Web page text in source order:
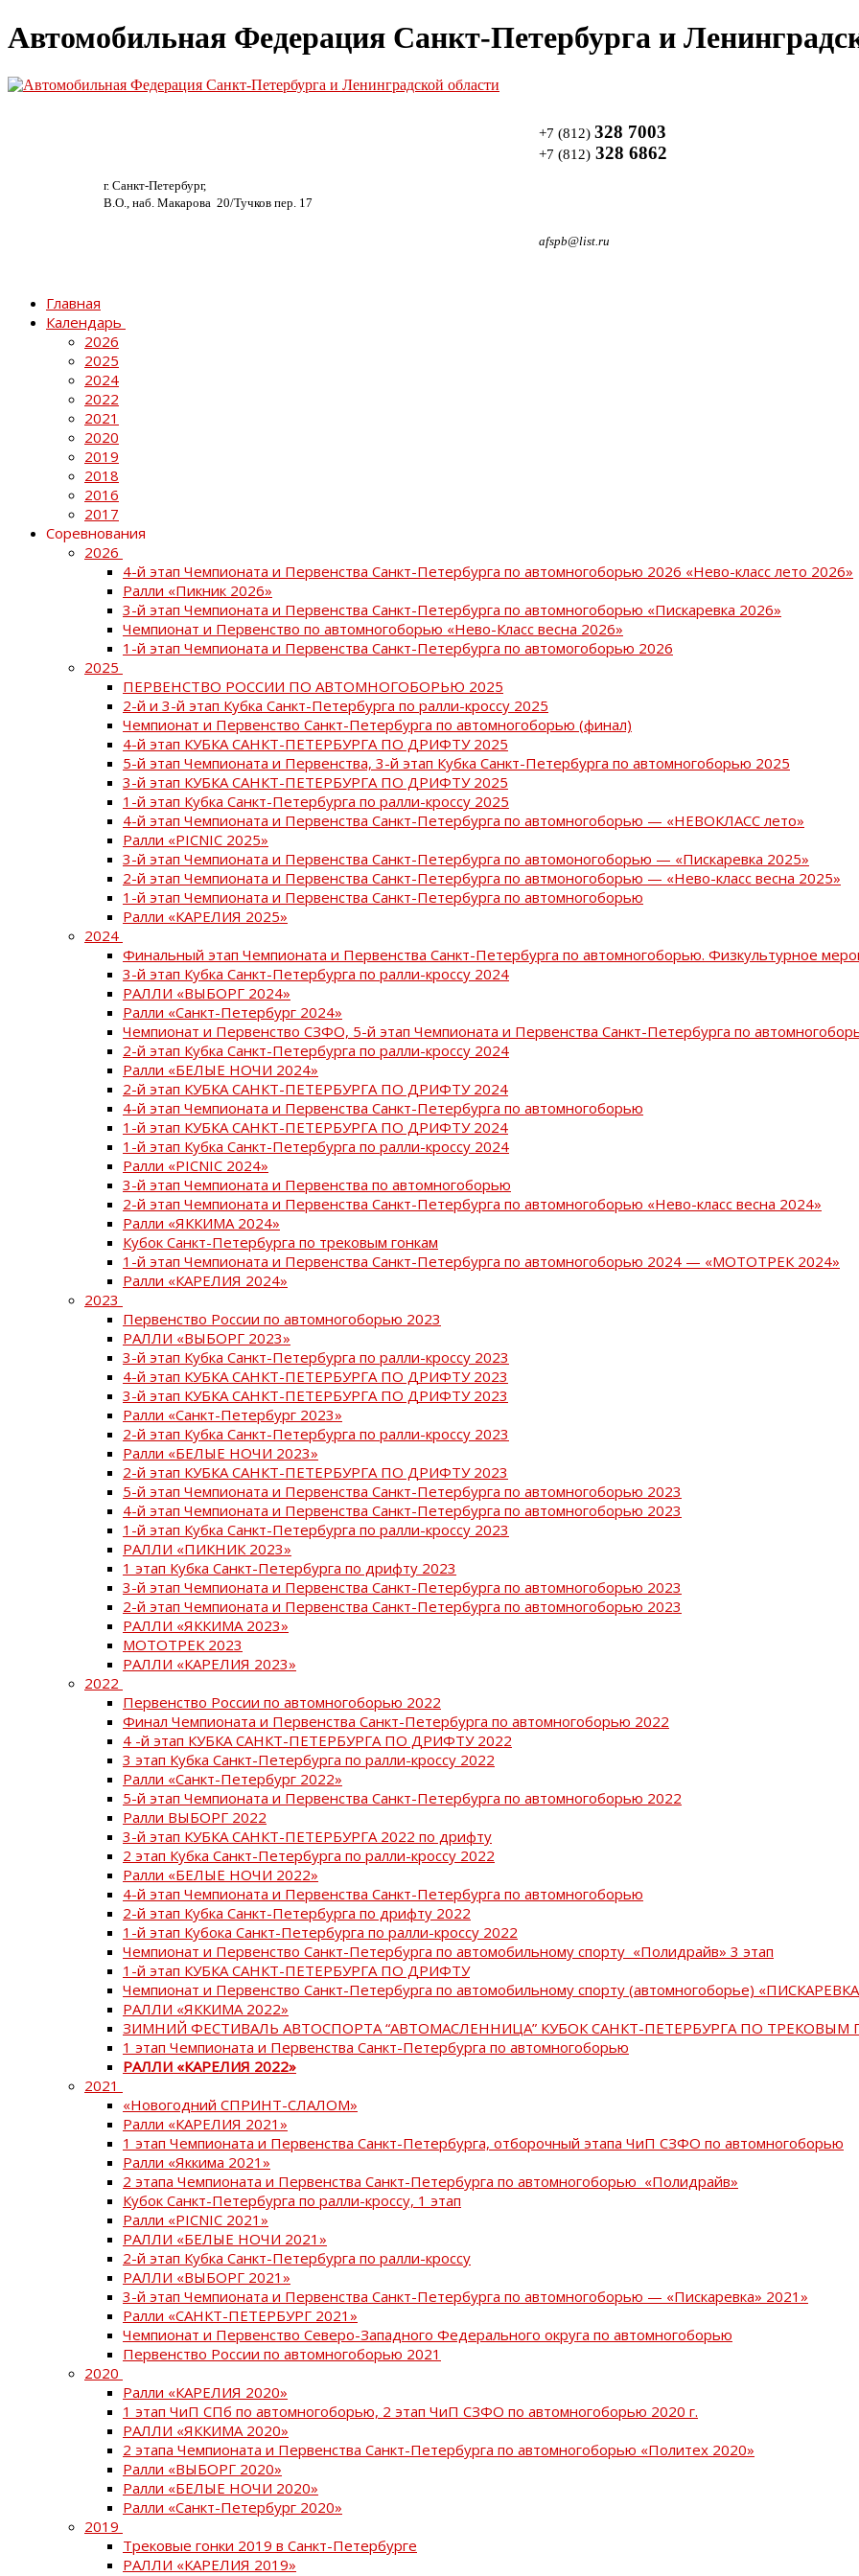
Автомобильная Федерация Санкт-Петербурга и
г. Санкт-Петербург,
В.О., наб. Макарова 20/Тучков пер. 17
+7 (812) 328 7003
+7 (812) 328 6862
afspb@list.ru
Главная
Календарь
2026
2025
2024
2022
2021
2020
2019
2018
2016
2017
Соревнования
2026
4-й этап Чемпионата и Первенства Санкт-Петербурга по автомногоборью 2026 «Нево-класс лето 2026»
Ралли «Пикник 2026»
3-й этап Чемпионата и Первенства Санкт-Петербурга по автомногоборью «Пискаревка 2026»
Чемпионат и Первенство по автомногоборью «Нево-Класс весна 2026»
1-й этап Чемпионата и Первенства Санкт-Петербурга по автомогоборью 2026
2025
ПЕРВЕНСТВО РОССИИ ПО АВТОМНОГОБОРЬЮ 2025
2-й и 3-й этап Кубка Санкт-Петербурга по ралли-кроссу 2025
Чемпионат и Первенство Санкт-Петербурга по автомногоборью (финал)
4-й этап КУБКА САНКТ-ПЕТЕРБУРГА ПО ДРИФТУ 2025
5-й этап Чемпионата и Первенства, 3-й этап Кубка Санкт-Петербурга по автомногоборью 2025
3-й этап КУБКА САНКТ-ПЕТЕРБУРГА ПО ДРИФТУ 2025
1-й этап Кубка Санкт-Петербурга по ралли-кроссу 2025
4-й этап Чемпионата и Первенства Санкт-Петербурга по автомногоборью — «НЕВОКЛАСС лето»
Ралли «PICNIC 2025»
3-й этап Чемпионата и Первенства Санкт-Петербурга по автомоногоборью — «Пискаревка 2025»
2-й этап Чемпионата и Первенства Санкт-Петербурга по автмоногоборью — «Нево-класс весна 2025»
1-й этап Чемпионата и Первенства Санкт-Петербурга по автомногоборью
Ралли «КАРЕЛИЯ 2025»
2024
Финальный этап Чемпионата и Первенства Санкт-Петербурга по автомногоборью. Физкультурное
3-й этап Кубка Санкт-Петербурга по ралли-кроссу 2024
РАЛЛИ «ВЫБОРГ 2024»
Ралли «Санкт-Петербург 2024»
Чемпионат и Первенство СЗФО, 5-й этап Чемпионата и Первенства Санкт-Петербурга по
2-й этап Кубка Санкт-Петербурга по ралли-кроссу 2024
Ралли «БЕЛЫЕ НОЧИ 2024»
2-й этап КУБКА САНКТ-ПЕТЕРБУРГА ПО ДРИФТУ 2024
4-й этап Чемпионата и Первенства Санкт-Петербурга по автомногоборью
1-й этап КУБКА САНКТ-ПЕТЕРБУРГА ПО ДРИФТУ 2024
1-й этап Кубка Санкт-Петербурга по ралли-кроссу 2024
Ралли «PICNIC 2024»
3-й этап Чемпионата и Первенства по автомногоборью
2-й этап Чемпионата и Первенства Санкт-Петербурга по автомногоборью «Нево-класс весна 2024»
Ралли «ЯККИМА 2024»
Кубок Санкт-Петербурга по трековым гонкам
1-й этап Чемпионата и Первенства Санкт-Петербурга по автомногоборью 2024 — «МОТОТРЕК 2024»
Ралли «КАРЕЛИЯ 2024»
2023
Первенство России по автомногоборью 2023
РАЛЛИ «ВЫБОРГ 2023»
3-й этап Кубка Санкт-Петербурга по ралли-кроссу 2023
4-й этап КУБКА САНКТ-ПЕТЕРБУРГА ПО ДРИФТУ 2023
3-й этап КУБКА САНКТ-ПЕТЕРБУРГА ПО ДРИФТУ 2023
Ралли «Санкт-Петербург 2023»
2-й этап Кубка Санкт-Петербурга по ралли-кроссу 2023
Ралли «БЕЛЫЕ НОЧИ 2023»
2-й этап КУБКА САНКТ-ПЕТЕРБУРГА ПО ДРИФТУ 2023
5-й этап Чемпионата и Первенства Санкт-Петербурга по автомногоборью 2023
4-й этап Чемпионата и Первенства Санкт-Петербурга по автомногоборью 2023
1-й этап Кубка Санкт-Петербурга по ралли-кроссу 2023
РАЛЛИ «ПИКНИК 2023»
1 этап Кубка Санкт-Петербурга по дрифту 2023
3-й этап Чемпионата и Первенства Санкт-Петербурга по автомногоборью 2023
2-й этап Чемпионата и Первенства Санкт-Петербурга по автомногоборью 2023
РАЛЛИ «ЯККИМА 2023»
МОТОТРЕК 2023
РАЛЛИ «КАРЕЛИЯ 2023»
2022
Первенство России по автомногоборью 2022
Финал Чемпионата и Первенства Санкт-Петербурга по автомногоборью 2022
4 -й этап КУБКА САНКТ-ПЕТЕРБУРГА ПО ДРИФТУ 2022
3 этап Кубка Санкт-Петербурга по ралли-кроссу 2022
Ралли «Санкт-Петербург 2022»
5-й этап Чемпионата и Первенства Санкт-Петербурга по автомногоборью 2022
Ралли ВЫБОРГ 2022
3-й этап КУБКА САНКТ-ПЕТЕРБУРГА 2022 по дрифту
2 этап Кубка Санкт-Петербурга по ралли-кроссу 2022
Ралли «БЕЛЫЕ НОЧИ 2022»
4-й этап Чемпионата и Первенства Санкт-Петербурга по автомногоборью
2-й этап Кубка Санкт-Петербурга по дрифту 2022
1-й этап Кубока Санкт-Петербурга по ралли-кроссу 2022
Чемпионат и Первенство Санкт-Петербурга по автомобильному спорту «Полидрайв» 3 этап
1-й этап КУБКА САНКТ-ПЕТЕРБУРГА ПО ДРИФТУ
Чемпионат и Первенство Санкт-Петербурга по автомобильному спорту (автомногоборье)
РАЛЛИ «ЯККИМА 2022»
ЗИМНИЙ ФЕСТИВАЛЬ АВТОСПОРТА “АВТОМАСЛЕННИЦА” КУБОК САНКТ-ПЕТЕРБУРГА ПО ТРЕКОВЫМ
1 этап Чемпионата и Первенства Санкт-Петербурга по автомногоборью
РАЛЛИ «КАРЕЛИЯ 2022»
2021
«Новогодний СПРИНТ-СЛАЛОМ»
Ралли «КАРЕЛИЯ 2021»
1 этап Чемпионата и Первенства Санкт-Петербурга, отборочный этапа ЧиП СЗФО по автомногоборью
Ралли «Яккима 2021»
2 этапа Чемпионата и Первенства Санкт-Петербурга по автомногоборью «Полидрайв»
Кубок Санкт-Петербурга по ралли-кроссу, 1 этап
Ралли «PICNIC 2021»
РАЛЛИ «БЕЛЫЕ НОЧИ 2021»
2-й этап Кубка Санкт-Петербурга по ралли-кроссу
РАЛЛИ «ВЫБОРГ 2021»
3-й этап Чемпионата и Первенства Санкт-Петербурга по автомногоборью — «Пискаревка» 2021»
Ралли «САНКТ-ПЕТЕРБУРГ 2021»
Чемпионат и Первенство Северо-Западного Федерального округа по автомногоборью
Первенство России по автомногоборью 2021
2020
Ралли «КАРЕЛИЯ 2020»
1 этап ЧиП СПб по автомногоборью, 2 этап ЧиП СЗФО по автомногоборью 2020 г.
РАЛЛИ «ЯККИМА 2020»
2 этапа Чемпионата и Первенства Санкт-Петербурга по автомногоборью «Политех 2020»
Ралли «ВЫБОРГ 2020»
Ралли «БЕЛЫЕ НОЧИ 2020»
Ралли «Санкт-Петербург 2020»
2019
Трековые гонки 2019 в Санкт-Петербурге
РАЛЛИ «КАРЕЛИЯ 2019»